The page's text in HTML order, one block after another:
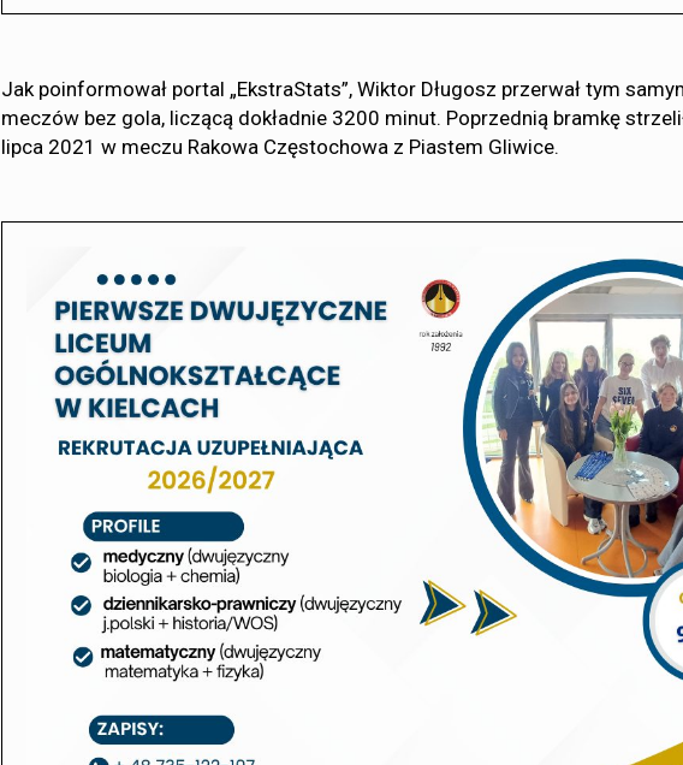
Jak poinformował portal „EkstraStats”, Wiktor Długosz przerwał tym
meczów bez gola, liczącą dokładnie 3200 minut. Poprzednią bramkę
lipca 2021 w meczu Rakowa Częstochowa z Piastem Gliwice.